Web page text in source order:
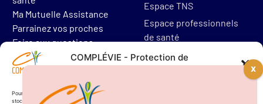
COMPLÉVIE - Protection de
Pour offrir les meilleures expériences, nous utilisons des technologies telles que les cookies pour
stocker et/ou accéder aux informations des appareils. Le fait de consentir à ces technologies
Ma Mutuelle Assistance
Parrainez vos proches
Foire aux questions
Espace TNS
Espace professionnels
de santé
Mentions légales
Protections des données